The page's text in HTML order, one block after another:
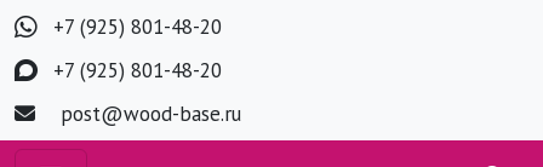
+7 (925) 801-48-20
+7 (925) 801-48-20
post@wood-base.ru